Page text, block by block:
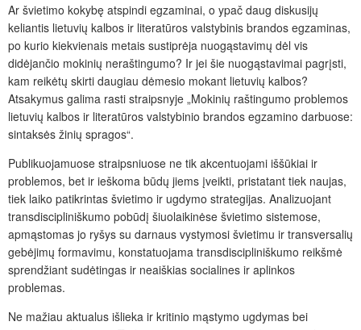
Ar švietimo kokybę atspindi egzaminai, o ypač daug diskusijų
keliantis lietuvių kalbos ir literatūros valstybinis brandos egzaminas,
po kurio kiekvienais metais sustiprėja nuogąstavimų dėl vis
didėjančio mokinių neraštingumo? Ir jei šie nuogąstavimai pagrįsti,
kam reikėtų skirti daugiau dėmesio mokant lietuvių kalbos?
Atsakymus galima rasti straipsnyje „Mokinių raštingumo problemos
lietuvių kalbos ir literatūros valstybinio brandos egzamino darbuose:
sintaksės žinių spragos“.
Publikuojamuose straipsniuose ne tik akcentuojami iššūkiai ir
problemos, bet ir ieškoma būdų jiems įveikti, pristatant tiek naujas,
tiek laiko patikrintas švietimo ir ugdymo strategijas. Analizuojant
transdiscipliniškumo pobūdį šiuolaikinėse švietimo sistemose,
apmąstomas jo ryšys su darnaus vystymosi švietimu ir transversalių
gebėjimų formavimu, konstatuojama transdiscipliniškumo reikšmė
sprendžiant sudėtingas ir neaiškias socialines ir aplinkos
problemas.
Ne mažiau aktualus išlieka ir kritinio mąstymo ugdymas bei